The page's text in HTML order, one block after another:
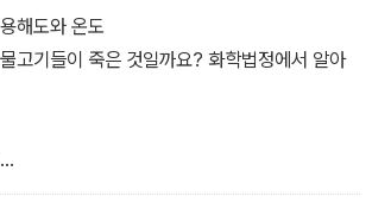
. 물이 끓어 넘치려고 할 때 동전을 넣으면 방지
저 말하고 이의 과학적 원리를 설명해주는 방식
용에 본문에서 더 알고 싶었던 내용은 본문
해도와 온도
고기들이 죽은 것일까요? 화학법정에서 알아
소로 호흡합니다. 수조를 뚜껑으로 덮으면 빛이